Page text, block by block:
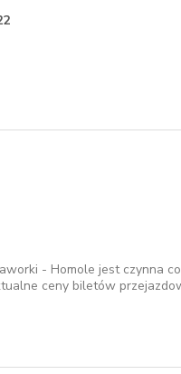
- Homole jest czynna
ceny biletów